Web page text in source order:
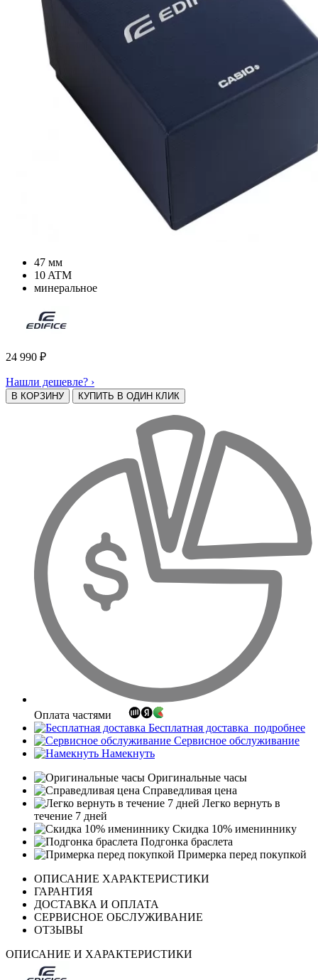
47 мм
10 ATM
минеральное
24 990 ₽
Нашли дешевле? ›
В КОРЗИНУ КУПИТЬ В ОДИН КЛИК
Оплата частями
Бесплатная доставка подробнее
Сервисное обслуживание
Намекнуть
Оригинальные часы
Справедливая цена
Легко вернуть в
течение 7 дней
Скидка 10% имениннику
Подгонка браслета
Примерка перед покупкой
ОПИСАНИЕ ХАРАКТЕРИСТИКИ
ГАРАНТИЯ
ДОСТАВКА И ОПЛАТА
СЕРВИСНОЕ ОБСЛУЖИВАНИЕ
ОТЗЫВЫ
ОПИСАНИЕ И ХАРАКТЕРИСТИКИ